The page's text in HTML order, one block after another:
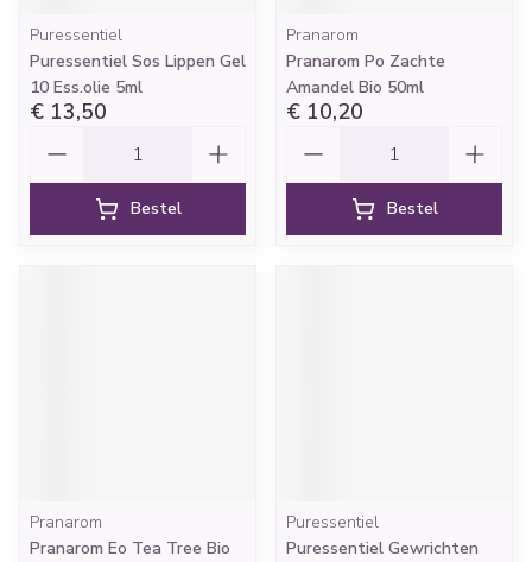
Puressentiel
Puressentiel Sos Lippen Gel
10 Ess.olie 5ml
€ 13,50
Bestel
Pranarom
Pranarom Po Zachte
Amandel Bio 50ml
€ 10,20
Bestel
Pranarom
Pranarom Eo Tea Tree Bio
Puressentiel
Puressentiel Gewrichten